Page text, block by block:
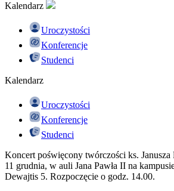
Kalendarz
Uroczystości
Konferencje
Studenci
Kalendarz
Uroczystości
Konferencje
Studenci
Koncert poświęcony twórczości ks. Janusza
11 grudnia, w auli Jana Pawła II na
Dewajtis 5. Rozpoczęcie o godz. 14.00.